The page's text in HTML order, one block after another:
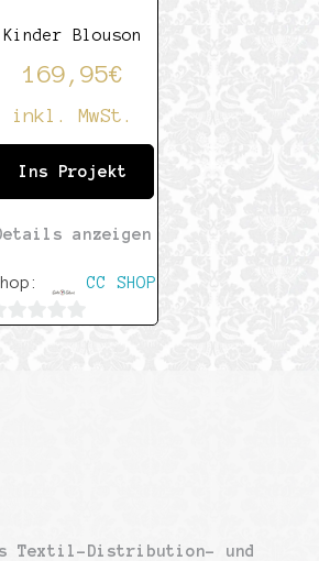
Kinder Blouson
169,95€
inkl. MwSt.
Ins Projekt
anzeigen
CC SHOP
Textil-Distribution- und